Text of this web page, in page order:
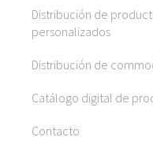
Distribución de
personalizados
Distribución de
Catálogo digital de
Contacto